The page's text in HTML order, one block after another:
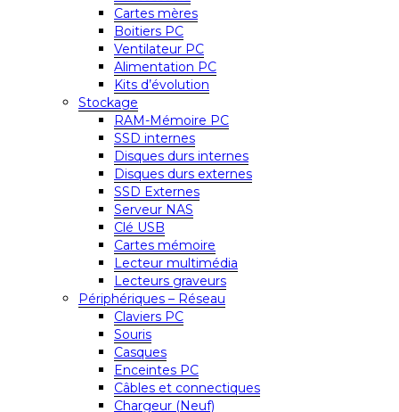
Cartes mères
Boitiers PC
Ventilateur PC
Alimentation PC
Kits d’évolution
Stockage
RAM-Mémoire PC
SSD internes
Disques durs internes
Disques durs externes
SSD Externes
Serveur NAS
Clé USB
Cartes mémoire
Lecteur multimédia
Lecteurs graveurs
Périphériques – Réseau
Claviers PC
Souris
Casques
Enceintes PC
Câbles et connectiques
Chargeur (Neuf)